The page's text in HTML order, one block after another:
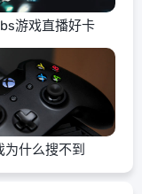
游戏直播好卡
为什么搜不到